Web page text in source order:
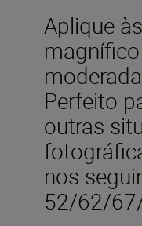
Aplique
Perfeito
outras
nos
52/62/